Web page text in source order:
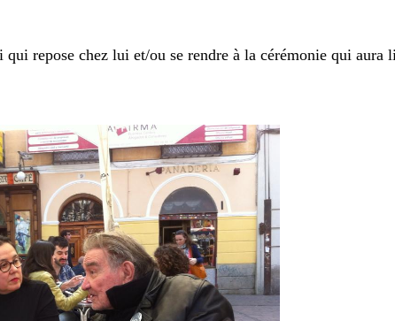
repose chez lui et/ou se rendre à la cérémonie qui